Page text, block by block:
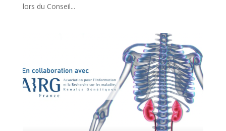
lors du Conseil...